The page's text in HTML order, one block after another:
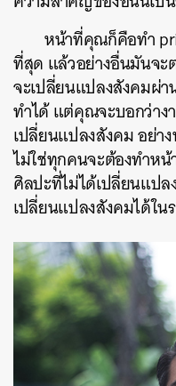
หน้าที่คุณก็คือทำ
ที่สุด แล้วอย่างอื่นมันจะ
จะเปลี่ยนแปลงสังคมผ่
ทำได้ แต่คุณจะบอกว่า
เปลี่ยนแปลงสังคม อย่า
ไม่ใช่ทุกคนจะต้องทำห
ศิลปะที่ไม่ได้เปลี่ยนแปล
เปลี่ยนแปลงสังคมได้ใน